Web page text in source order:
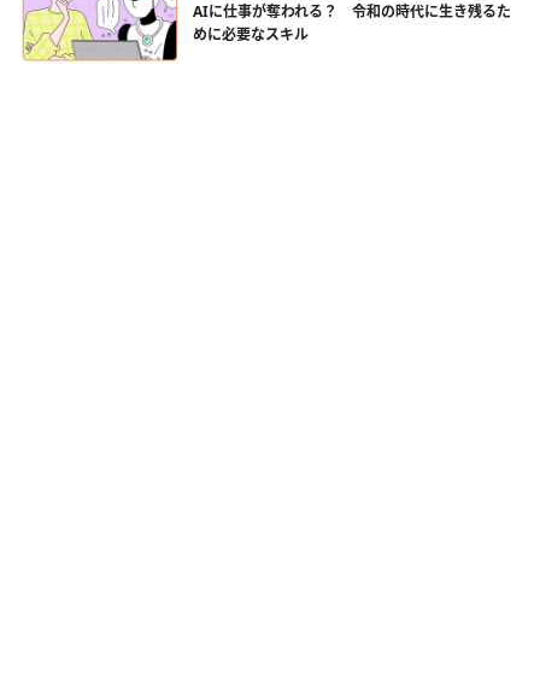
AIに仕事が奪われる？ 令和の時代に生き残るた
めに必要なスキル